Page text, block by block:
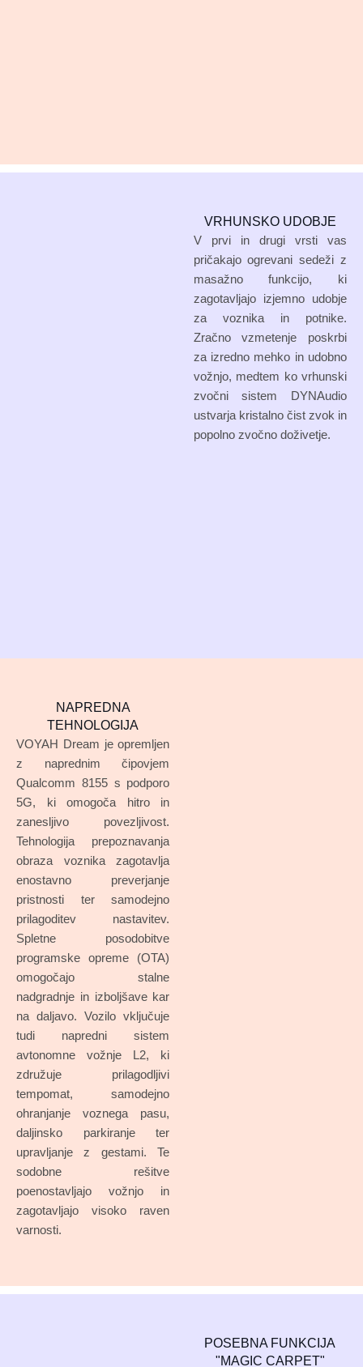
VRHUNSKO UDOBJE
V prvi in drugi vrsti vas
pričakajo ogrevani sedeži z
masažno funkcijo, ki
zagotavljajo izjemno udobje
za voznika in potnike.
Zračno vzmetenje poskrbi
za izredno mehko in udobno
vožnjo, medtem ko vrhunski
zvočni sistem DYNAudio
ustvarja kristalno čist zvok in
popolno zvočno doživetje.
NAPREDNA
TEHNOLOGIJA
VOYAH Dream je opremljen
z naprednim čipovjem
Qualcomm 8155 s podporo
5G, ki omogoča hitro in
zanesljivo povezljivost.
Tehnologija prepoznavanja
obraza voznika zagotavlja
enostavno preverjanje
pristnosti ter samodejno
prilagoditev nastavitev.
Spletne posodobitve
programske opreme (OTA)
omogočajo stalne
nadgradnje in izboljšave kar
na daljavo. Vozilo vključuje
tudi napredni sistem
avtonomne vožnje L2, ki
združuje prilagodljivi
tempomat, samodejno
ohranjanje voznega pasu,
daljinsko parkiranje ter
upravljanje z gestami. Te
sodobne rešitve
poenostavljajo vožnjo in
zagotavljajo visoko raven
varnosti.
POSEBNA FUNKCIJA
"MAGIC CARPET"